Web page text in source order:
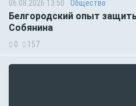
06.08.2026 13:50 Общество
Белгородский опыт
Собянина
0 157